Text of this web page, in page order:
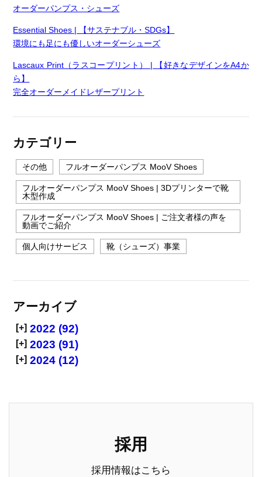
オーダーパンプス・シューズ
Essential Shoes | 【サステナブル・SDGs】
環境にも足にも優しいオーダーシューズ
Lascaux Print（ラスコープリント） | 【好きなデザインをA4か
ら】
完全オーダーメイドレザープリント
カテゴリー
その他 フルオーダーパンプス MooV Shoes
フルオーダーパンプス MooV Shoes | 3Dプリンターで靴
木型作成
フルオーダーパンプス MooV Shoes | ご注文者様の声を
動画でご紹介
個人向けサービス 靴（シューズ）事業
アーカイブ
[+] 2022 (92)
[+] 2023 (91)
[+] 2024 (12)
採用
採用情報はこちら